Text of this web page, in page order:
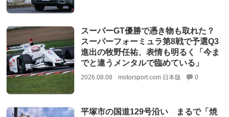
スーパーGT優勝で憑き物も取れた？
スーパーフォーミュラ第8戦で予選Q3
進出の牧野任祐、表情も明るく「今ま
でと違うメンタルで臨めている」
2026.08.08 motorsport.com 日本版 0
平塚市の国道129号沿い まるで「焼